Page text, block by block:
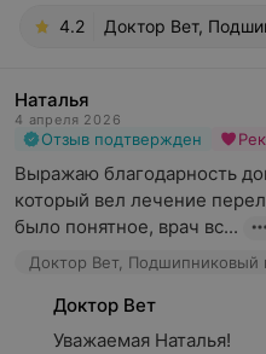
4.2 Доктор Вет,
Наталья
4 апреля 2026
Отзыв подтвержден
Выражаю благодарность
который вел лечение
было понятное, врач вс...
Доктор Вет, Подшипниковый
Доктор Вет
Уважаемая Наталья!